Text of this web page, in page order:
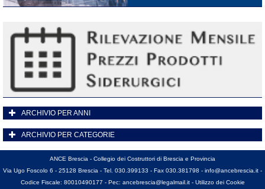
ARCHIVIO PER ANNI
ARCHIVIO PER CATEGORIE
ANCE Brescia - Collegio dei Costruttori di Brescia e Provincia
Via Ugo Foscolo 6 - 25128 Brescia - Tel. 030.399133 - Fax 030.381798 - info@ancebrescia.it -
Codice Fiscale: 80010490177 - Pec: ancebrescia@legalmail.it- Utilizzo dei Cookie